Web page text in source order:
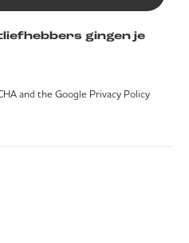
gingen je
and the Google Privacy Policy